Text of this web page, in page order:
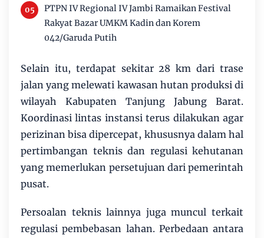
PTPN IV Regional IV Jambi Ramaikan Festival
Rakyat Bazar UMKM Kadin dan Korem
042/Garuda Putih
Selain itu, terdapat sekitar 28 km dari trase
jalan yang melewati kawasan hutan produksi di
wilayah Kabupaten Tanjung Jabung Barat.
Koordinasi lintas instansi terus dilakukan agar
perizinan bisa dipercepat, khususnya dalam hal
pertimbangan teknis dan regulasi kehutanan
yang memerlukan persetujuan dari pemerintah
pusat.
Persoalan teknis lainnya juga muncul terkait
regulasi pembebasan lahan. Perbedaan antara